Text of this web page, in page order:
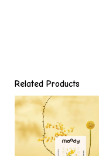
Related Products